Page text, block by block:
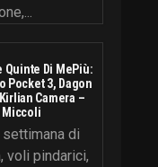
Quinte Di MePiù:
Pocket 3, Dagon
Camera –
Miccoli
settimana di
voli pindarici,